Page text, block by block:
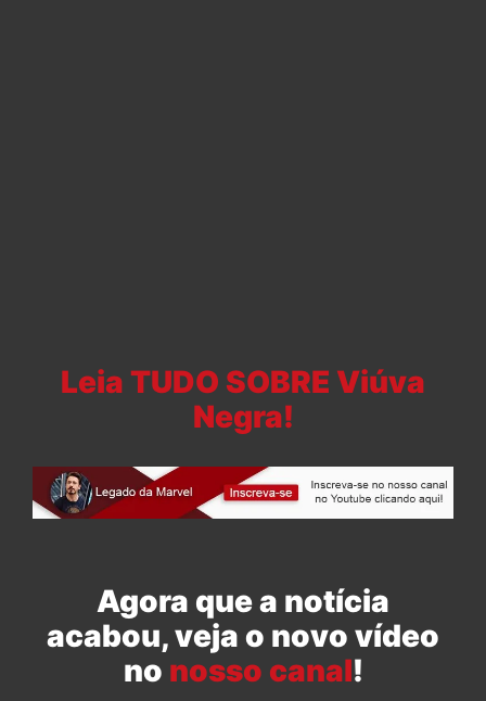
Leia TUDO SOBRE Viúva
Negra!
Agora que a notícia
acabou, veja o novo vídeo
no nosso canal!